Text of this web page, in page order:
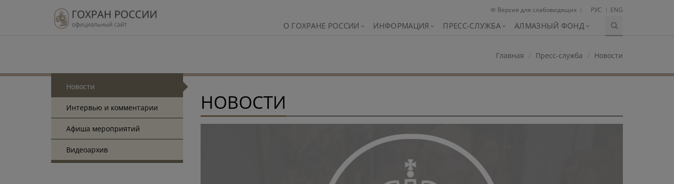
Версия для слабовидящих РУС ENG
О ГОХРАНЕ РОССИИ ИНФОРМАЦИЯ ПРЕСС-СЛУЖБА АЛМАЗНЫЙ ФОНД
Главная Пресс-служба Новости
Новости
Интервью и комментарии
Афиша мероприятий
Видеоархив
НОВОСТИ